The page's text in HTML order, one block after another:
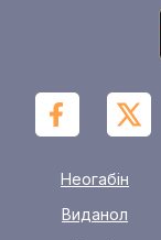
Неогабін
Виданол